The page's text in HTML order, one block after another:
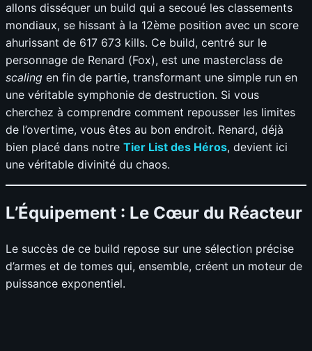
allons disséquer un build qui a secoué les classements
mondiaux, se hissant à la 12ème position avec un score
ahurissant de 617 673 kills. Ce build, centré sur le
personnage de Renard (Fox), est une masterclass de
scaling en fin de partie, transformant une simple run en
une véritable symphonie de destruction. Si vous
cherchez à comprendre comment repousser les limites
de l’overtime, vous êtes au bon endroit. Renard, déjà
bien placé dans notre Tier List des Héros, devient ici
une véritable divinité du chaos.
L’Équipement : Le Cœur du Réacteur
Le succès de ce build repose sur une sélection précise
d’armes et de tomes qui, ensemble, créent un moteur de
puissance exponentiel.